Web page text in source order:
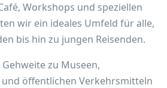
Workshops und speziellen
wir ein ideales Umfeld für alle,
bis hin zu jungen Reisenden.
zu Museen,
öffentlichen Verkehrsmitteln